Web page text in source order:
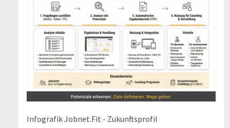
Infografik Jobnet.Fit - Zukunftsprofil